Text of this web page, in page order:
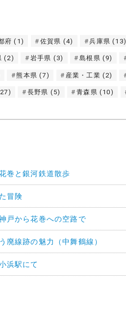
府 (1) 佐賀県 (4) 兵庫県 (13)
(2) 岩手県 (3) 島根県 (9)
熊本県 (7) 産業・工業 (2)
長野県 (5) 青森県 (10)
巻と銀河鉄道散歩
冒険
戸から花巻への空路で
廃線跡の魅力（中舞鶴線）
浜駅にて